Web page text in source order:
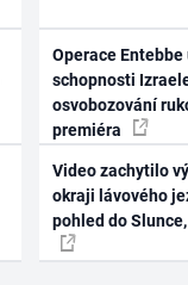
Operace Entebbe
schopnosti
osvobozování
premiéra
Video zachytilo
okraji lávového
pohled do